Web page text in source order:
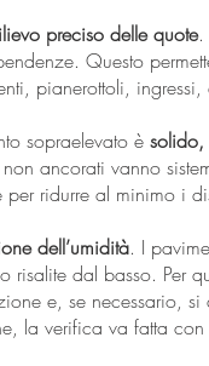
preciso delle quote.
Questo
pianerottoli, ingressi,
sopraelevato è solido,
ancorati vanno
ridurre al minimo i
dell’umidità. I
dal basso. Per
e, se necessario,
la verifica va fatta con